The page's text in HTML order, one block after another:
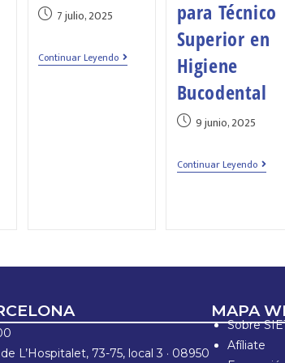
7 julio, 2025
Continuar Leyendo
para Técnico
Superior en
Higiene
Bucodental
9 junio, 2025
Continuar Leyendo
L’Hospitalet, 73-75, local 3 · 08950
MAPA
Sobre
Afíliate